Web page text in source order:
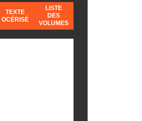
TEXTE
OCÉRISÉ
LISTE
DES
VOLUMES